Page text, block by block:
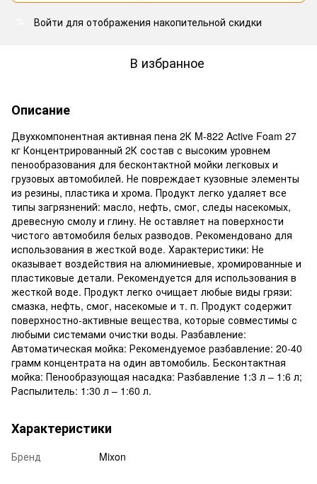
Войти для отображения накопительной скидки
В избранное
Описание
Двухкомпонентная активная пена 2К M-822 Active Foam 27
кг Концентрированный 2К состав с высоким уровнем
пенообразования для бесконтактной мойки легковых и
грузовых автомобилей. Не повреждает кузовные элементы
из резины, пластика и хрома. Продукт легко удаляет все
типы загрязнений: масло, нефть, смог, следы насекомых,
древесную смолу и глину. Не оставляет на поверхности
чистого автомобиля белых разводов. Рекомендовано для
использования в жесткой воде. Характеристики: Не
оказывает воздействия на алюминиевые, хромированные и
пластиковые детали. Рекомендуется для использования в
жесткой воде. Продукт легко очищает любые виды грязи:
смазка, нефть, смог, насекомые и т. п. Продукт содержит
поверхностно-активные вещества, которые совместимы с
любыми системами очистки воды. Разбавление:
Автоматическая мойка: Рекомендуемое разбавление: 20-40
грамм концентрата на один автомобиль. Бесконтактная
мойка: Пенообразующая насадка: Разбавление 1:3 л – 1:6 л;
Распылитель: 1:30 л – 1:60 л.
Характеристики
Бренд Mixon